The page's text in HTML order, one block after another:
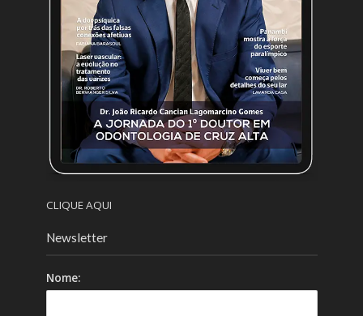
CLIQUE AQUI
Newsletter
Nome: